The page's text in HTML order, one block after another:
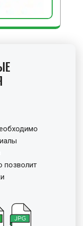
позволит